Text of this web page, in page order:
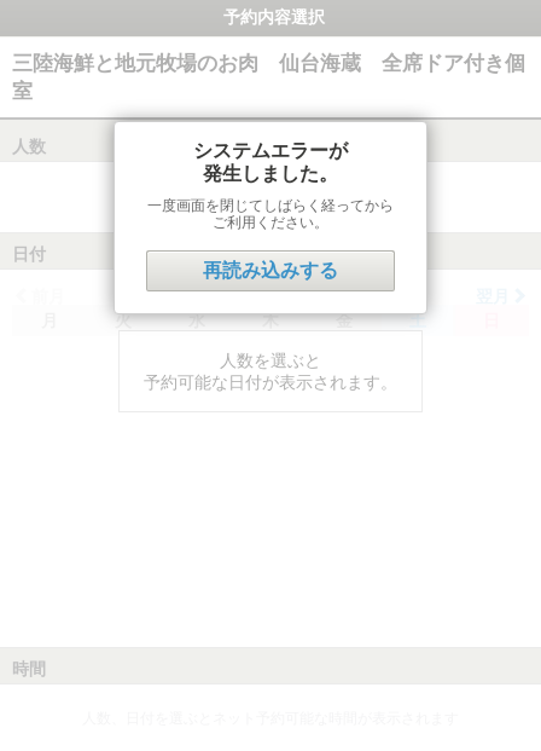
予約内容選択
三陸海鮮と地元牧場のお肉 仙台海蔵 全席ドア付き個
室
人数
日付
火 水 木 金 土
人数を選ぶと
予約可能な日付が表示されます。
時間
システムエラーが
発生しました。
一度画面を閉じてしばらく経ってから
ご利用ください。
再読み込みする